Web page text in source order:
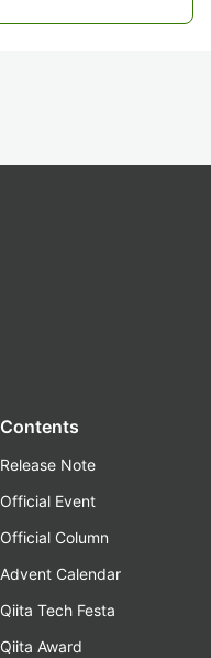
Contents
Release Note
Official Event
Official Column
Advent Calendar
Qiita Tech Festa
Qiita Award